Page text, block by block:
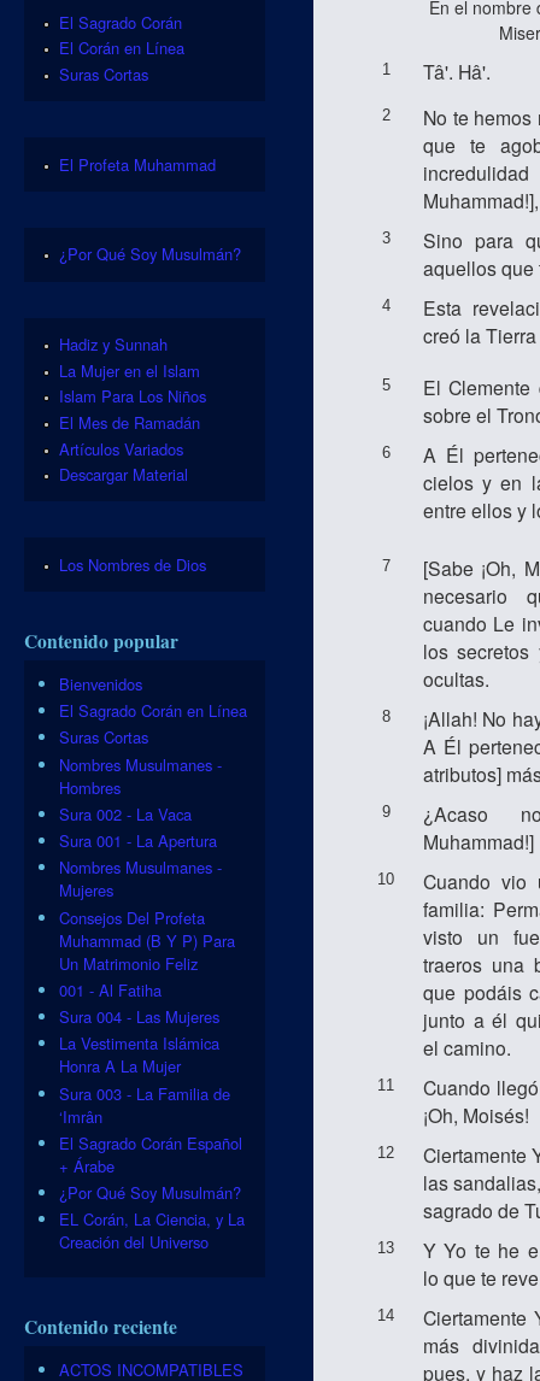
En el nombre
1 Tâ'. Hâ'.
2
No te
que te
Muhammad!],
3
Sino para
aquellos que
4
Esta
creó la
5
El
sobre el
6
A Él
cielos y en
entre ellos y
7
[Sabe ¡Oh,
necesario
cuando Le
los
ocultas.
8
¡Allah! No
A Él
atributos]
9
¿Acaso
10
Cuando
familia:
visto un
traeros una
que podáis
junto a él
el camino.
11
Cuando
¡Oh, Moisés!
12
Ciertamente
las
sagrado de
13
Y Yo te he
lo que te
14
Ciertamente
más
pues, y haz
El Sagrado Corán
El Corán en Línea
Suras Cortas
El Profeta Muhammad
¿Por Qué Soy Musulmán?
Hadiz y Sunnah
La Mujer en el Islam
Islam Para Los Niños
El Mes de Ramadán
Artículos Variados
Descargar Material
Los Nombres de Dios
Contenido popular
Bienvenidos
El Sagrado Corán en Línea
Suras Cortas
Nombres Musulmanes -
Hombres
Sura 002 - La Vaca
Sura 001 - La Apertura
Nombres Musulmanes -
Mujeres
Consejos Del Profeta
Muhammad (B Y P) Para
Un Matrimonio Feliz
001 - Al Fatiha
Sura 004 - Las Mujeres
La Vestimenta Islámica
Honra A La Mujer
Sura 003 - La Familia de
‘Imrân
El Sagrado Corán Español
+ Árabe
¿Por Qué Soy Musulmán?
EL Corán, La Ciencia, y La
Creación del Universo
Contenido reciente
ACTOS INCOMPATIBLES